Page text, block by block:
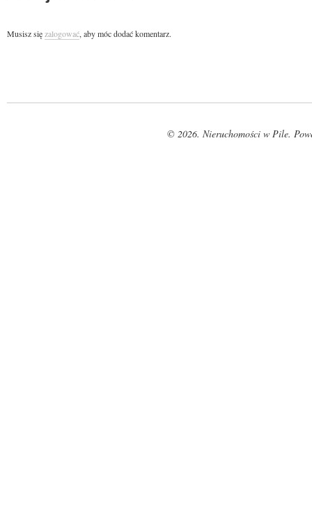
Musisz sięzalogować, aby móc dodać komentarz.
© 2026. Nieruchomości w Pile.